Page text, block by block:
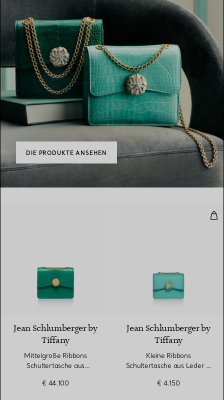
DIE PRODUKTE ANSEHEN
9 Farben
Jean Schlumberger by
Tiffany
Mittelgroße Ribbons
Schultertasche aus
€ 44.100
Jean Schlumberger by
Tiffany
Kleine Ribbons
Schultertasche aus Leder in
€ 4.150